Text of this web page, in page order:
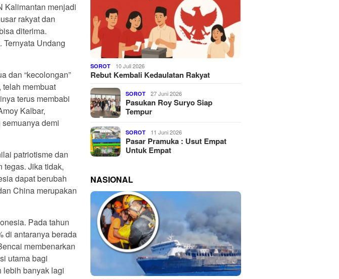
Kalimantan menjadi
rakyat dan
diterima.
Undang
dan “kecolongan”
membuat
terus membabi
Kalbar,
demi
patriotisme dan
tegas. Jika tidak,
dapat berubah
China merupakan
Pada tahun
di antaranya berada
membenarkan
utama bagi
lebih banyak lagi
SOROT 10 Juli 2026
Rebut Kembali Kedaulatan Rakyat
SOROT 27 Juni 2026
Pasukan Roy Suryo Siap
Tempur
SOROT 11 Juni 2026
Pasar Pramuka : Usut Empat
Untuk Empat
NASIONAL